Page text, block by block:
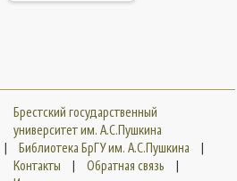
Брестский государственный
университет им. А.С.Пушкина
|
Библиотека БрГУ им. А.С.Пушкина
|
Контакты
| Обратная связь
|